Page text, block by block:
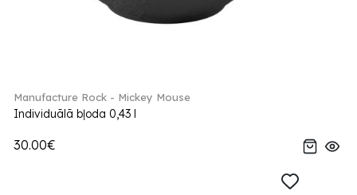
Manufacture Rock - Mickey Mouse
Individuālā bļoda 0,43 l
30.00€